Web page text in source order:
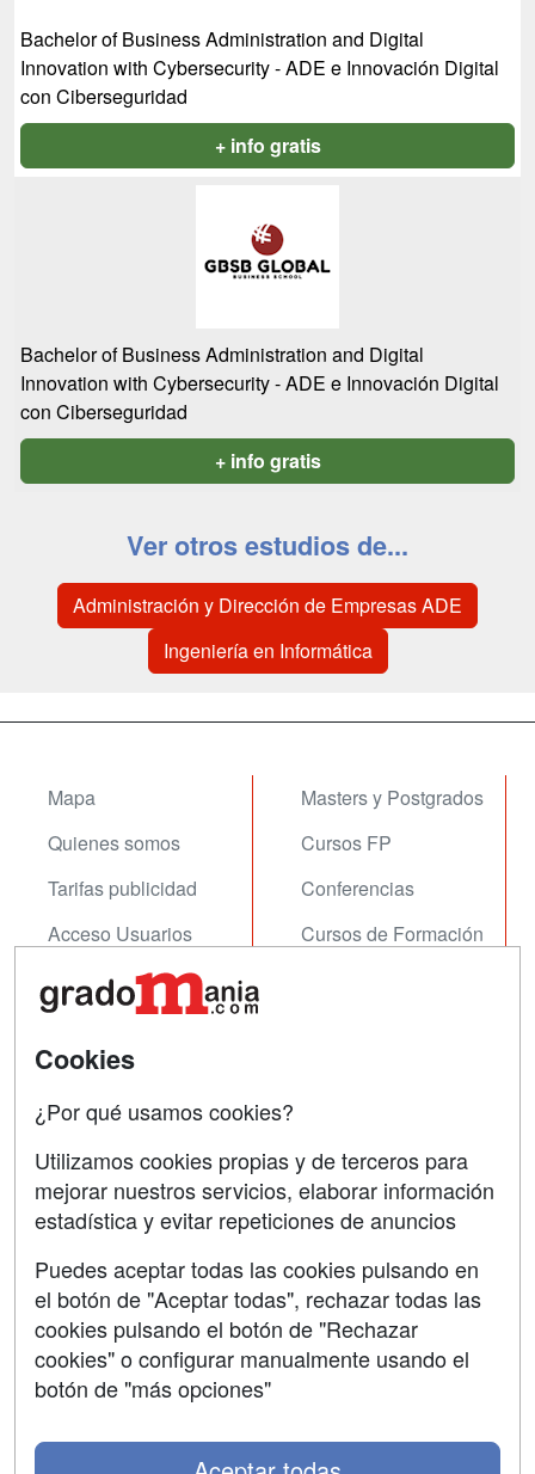
Bachelor of Business Administration and Digital
Innovation with Cybersecurity - ADE e Innovación Digital
con Ciberseguridad
+ info gratis
Bachelor of Business Administration and Digital
Innovation with Cybersecurity - ADE e Innovación Digital
con Ciberseguridad
+ info gratis
Ver otros estudios de...
Administración y Dirección de Empresas ADE
Ingeniería en Informática
Mapa
Quienes somos
Tarifas publicidad
Acceso Usuarios
Acceso Centros
Masters y Postgrados
Cursos FP
Conferencias
Cursos de Formación
Contactar
Copyleft
Grupo formazion:
Cookies
¿Por qué usamos cookies?
Utilizamos cookies propias y de terceros para
mejorar nuestros servicios, elaborar información
estadística y evitar repeticiones de anuncios
Puedes aceptar todas las cookies pulsando en
el botón de "Aceptar todas", rechazar todas las
cookies pulsando el botón de "Rechazar
cookies" o configurar manualmente usando el
botón de "más opciones"